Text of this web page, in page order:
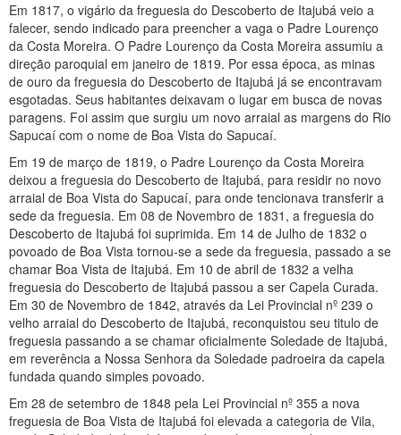
Em 1817, o vigário da freguesia do Descoberto de Itajubá veio a
falecer, sendo indicado para preencher a vaga o Padre Lourenço
da Costa Moreira. O Padre Lourenço da Costa Moreira assumiu a
direção paroquial em janeiro de 1819. Por essa época, as minas
de ouro da freguesia do Descoberto de Itajubá já se encontravam
esgotadas. Seus habitantes deixavam o lugar em busca de novas
paragens. Foi assim que surgiu um novo arraial as margens do Rio
Sapucaí com o nome de Boa Vista do Sapucaí.
Em 19 de março de 1819, o Padre Lourenço da Costa Moreira
deixou a freguesia do Descoberto de Itajubá, para residir no novo
arraial de Boa Vista do Sapucaí, para onde tencionava transferir a
sede da freguesia. Em 08 de Novembro de 1831, a freguesia do
Descoberto de Itajubá foi suprimida. Em 14 de Julho de 1832 o
povoado de Boa Vista tornou-se a sede da freguesia, passado a se
chamar Boa Vista de Itajubá. Em 10 de abril de 1832 a velha
freguesia do Descoberto de Itajubá passou a ser Capela Curada.
Em 30 de Novembro de 1842, através da Lei Provincial nº 239 o
velho arraial do Descoberto de Itajubá, reconquistou seu titulo de
freguesia passando a se chamar oficialmente Soledade de Itajubá,
em reverência a Nossa Senhora da Soledade padroeira da capela
fundada quando simples povoado.
Em 28 de setembro de 1848 pela Lei Provincial nº 355 a nova
freguesia de Boa Vista de Itajubá foi elevada a categoria de Vila,